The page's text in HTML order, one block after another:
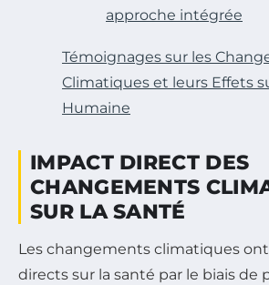
approche intégrée
Témoignages sur les
Climatiques et leurs Effets
Humaine
IMPACT DIRECT DES
CHANGEMENTS
SUR LA SANTÉ
Les changements climatiques
directs sur la santé par le biais de